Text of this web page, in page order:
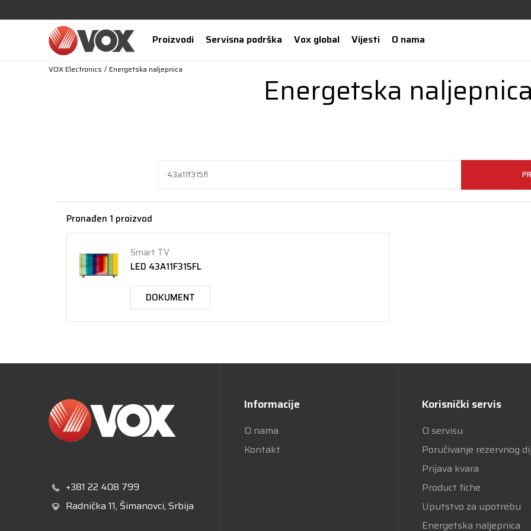
Proizvodi Servisna podrška Vox global Vijesti O nama
VOX Electronics Energetska naljepnica
Energetska
Pronađen 1 proizvod
Smart TV
LED 43A11F315FL
DOKUMENT
+381 22 408 799
Radnička 11, Šimanovci, Srbija
Informacije
O nama
Kontakt
Korisnički servis
O servisu
Poručivanje rezervnog
Prijava kvara
Product fiche
Uputstvo za upotrebu
Energetska naljepnica